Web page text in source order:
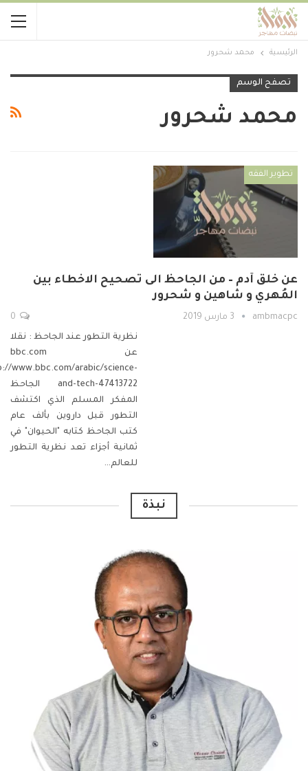
الرئيسية محمد شحرور
تصفح الوسم
محمد شحرور
تطوير الفقه
عن خلق آدم – من الجاحظ الى تصحيح الاخطاء بين
المُهري و شاهين و شحرور
ambmacpc 3 مارس 2019
نظرية التطور عند الجاحظ : نقلا
عن bbc.com
www.bbc.com/arabic/science-
and-tech-47413722
الجاحظ
المفكر المسلم الذي اكتشف
التطور قبل داروين بألف عام
كتب الجاحظ كتابه "الحيوان" في
ثمانية أجزاء تعد نظرية التطور
للعالم…
نبذة